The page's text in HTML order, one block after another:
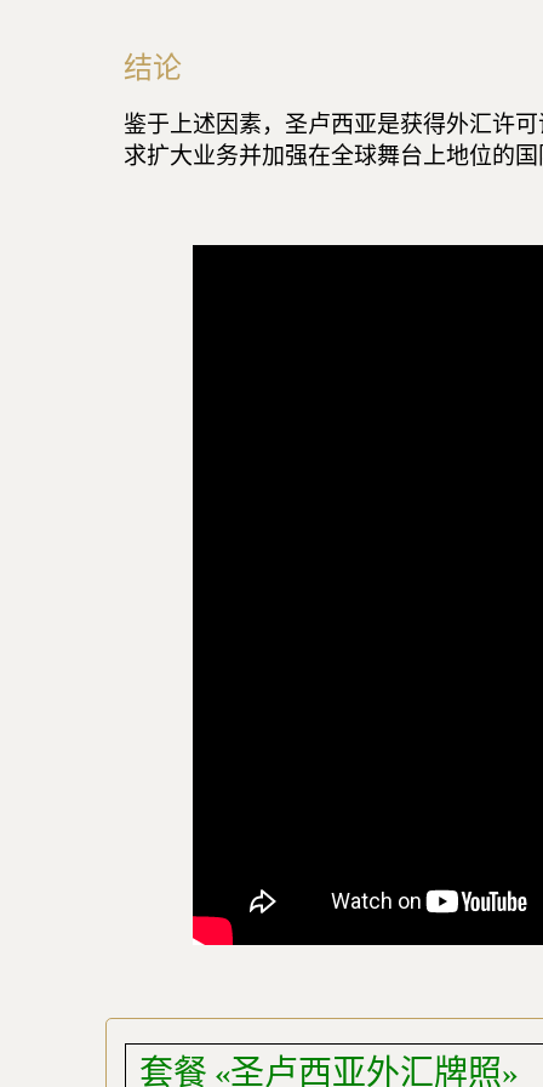
结论
鉴于上述因素，圣卢西亚是获得外汇许
求扩大业务并加强在全球舞台上地位的
套餐 «圣卢西亚外汇牌照»